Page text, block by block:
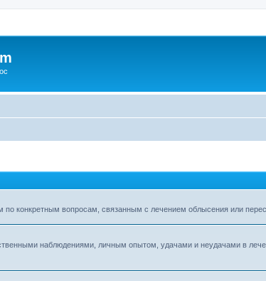
по конкретным вопросам, связанным с лечением облысения или
наблюдениями, личным опытом, удачами и неудачами в